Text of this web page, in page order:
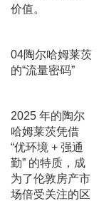
价值。
04陶尔哈姆莱茨
的“流量密码”
2025 年的陶尔
哈姆莱茨凭借
“优环境 + 强通
勤” 的特质，成
为了伦敦房产市
场倍受关注的区